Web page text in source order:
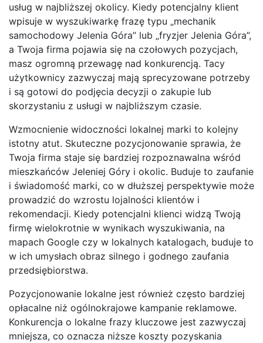
usług w najbliższej okolicy. Kiedy potencjalny klient
wpisuje w wyszukiwarkę frazę typu „mechanik
samochodowy Jelenia Góra” lub „fryzjer Jelenia Góra”,
a Twoja firma pojawia się na czołowych pozycjach,
masz ogromną przewagę nad konkurencją. Tacy
użytkownicy zazwyczaj mają sprecyzowane potrzeby
i są gotowi do podjęcia decyzji o zakupie lub
skorzystaniu z usługi w najbliższym czasie.
Wzmocnienie widoczności lokalnej marki to kolejny
istotny atut. Skuteczne pozycjonowanie sprawia, że
Twoja firma staje się bardziej rozpoznawalna wśród
mieszkańców Jeleniej Góry i okolic. Buduje to zaufanie
i świadomość marki, co w dłuższej perspektywie może
prowadzić do wzrostu lojalności klientów i
rekomendacji. Kiedy potencjalni klienci widzą Twoją
firmę wielokrotnie w wynikach wyszukiwania, na
mapach Google czy w lokalnych katalogach, buduje to
w ich umysłach obraz silnego i godnego zaufania
przedsiębiorstwa.
Pozycjonowanie lokalne jest również często bardziej
opłacalne niż ogólnokrajowe kampanie reklamowe.
Konkurencja o lokalne frazy kluczowe jest zazwyczaj
mniejsza, co oznacza niższe koszty pozyskania